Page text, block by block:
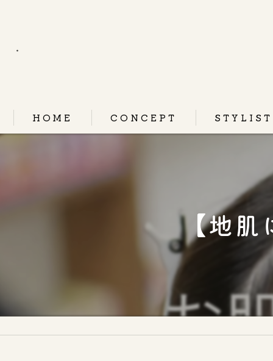
・
HOME CONCEPT STYLIST
【地肌